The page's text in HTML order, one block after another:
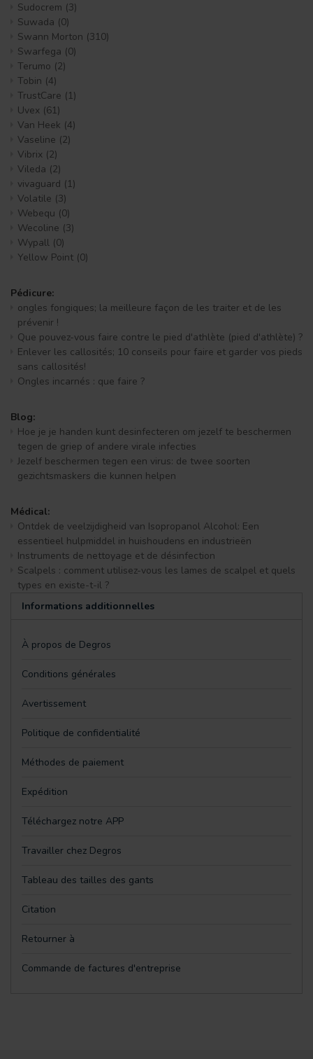
Sudocrem (3)
Suwada (0)
Swann Morton (310)
Swarfega (0)
Terumo (2)
Tobin (4)
TrustCare (1)
Uvex (61)
Van Heek (4)
Vaseline (2)
Vibrix (2)
Vileda (2)
vivaguard (1)
Volatile (3)
Webequ (0)
Wecoline (3)
Wypall (0)
Yellow Point (0)
Pédicure:
ongles fongiques; la meilleure façon de les traiter et de les
prévenir !
Que pouvez-vous faire contre le pied d'athlète (pied d'athlète) ?
Enlever les callosités; 10 conseils pour faire et garder vos pieds
sans callosités!
Ongles incarnés : que faire ?
Blog:
Hoe je je handen kunt desinfecteren om jezelf te beschermen
tegen de griep of andere virale infecties
Jezelf beschermen tegen een virus: de twee soorten
gezichtsmaskers die kunnen helpen
Médical:
Ontdek de veelzijdigheid van Isopropanol Alcohol: Een
essentieel hulpmiddel in huishoudens en industrieën
Instruments de nettoyage et de désinfection
Scalpels : comment utilisez-vous les lames de scalpel et quels
types en existe-t-il ?
Informations additionnelles
À propos de Degros
Conditions générales
Avertissement
Politique de confidentialité
Méthodes de paiement
Expédition
Téléchargez notre APP
Travailler chez Degros
Tableau des tailles des gants
Citation
Retourner à
Commande de factures d'entreprise